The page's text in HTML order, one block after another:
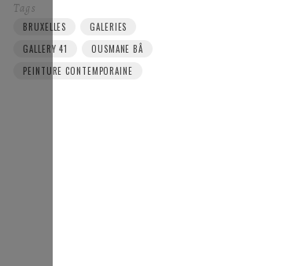
Tags
BRUXELLES
GALERIES
GALLERY 41
OUSMANE BÂ
PEINTURE CONTEMPORAINE